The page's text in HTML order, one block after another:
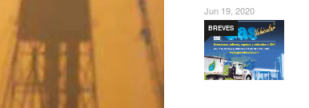
Jun 19, 2020
BREVES